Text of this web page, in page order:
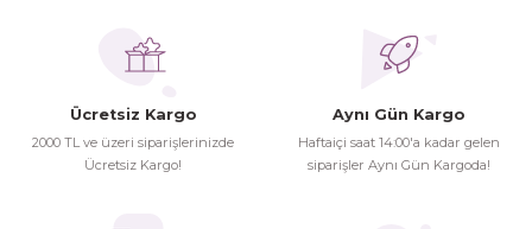
Hamit Çakıcı | 15/04/2026
yaşamadım 2. gün elimde oldu
siparşlerim
Ücretsiz Kargo
2000 TL ve üzeri siparişlerinizde
Ücretsiz Kargo!
Aynı Gün Kargo
Haftaiçi saat 14:00'a kadar gelen
siparişler Aynı Gün Kargoda!